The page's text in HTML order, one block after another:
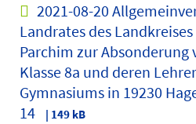
2021-08-20
Landrates des
Parchim zur Absonderung
Klasse 8a und deren
Gymnasiums in 19230
14
| 149 kB